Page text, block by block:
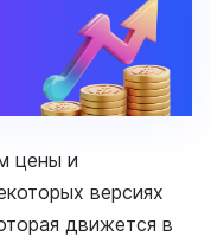
цены и
версиях
движется в